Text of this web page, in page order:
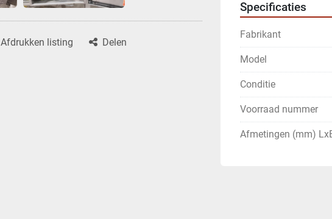
Afdrukken listing Delen
Specificaties
Fabrikant
Model
Conditie
Voorraad nummer
Afmetingen (mm)